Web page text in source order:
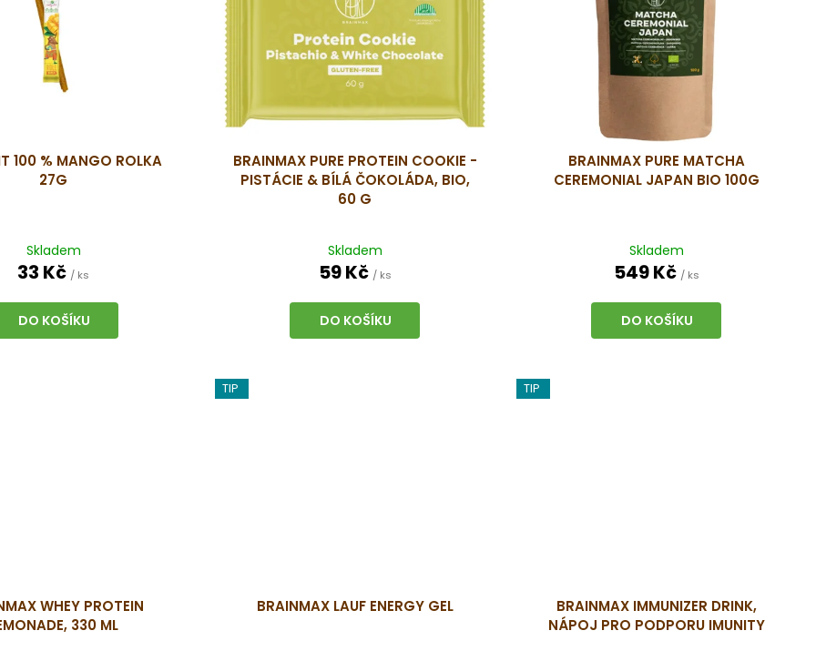
100 % MANGO ROLKA
27G
Skladem
33 Kč / ks
DO KOŠÍKU
BRAINMAX PURE PROTEIN COOKIE -
PISTÁCIE & BÍLÁ ČOKOLÁDA, BIO,
60 G
Skladem
59 Kč / ks
DO KOŠÍKU
BRAINMAX PURE MATCHA
CEREMONIAL JAPAN BIO 100G
Skladem
549 Kč / ks
DO KOŠÍKU
WHEY PROTEIN
330 ML
TIP
BRAINMAX LAUF ENERGY GEL
TIP
BRAINMAX IMMUNIZER DRINK,
NÁPOJ PRO PODPORU IMUNITY